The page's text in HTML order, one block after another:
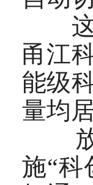
这
甬江
能级
量均
放
施“科